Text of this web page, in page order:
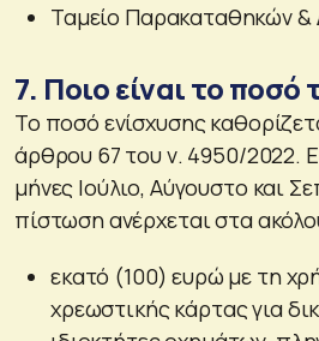
Ταμείο Παρακαταθηκών
7. Ποιο είναι το ποσό
Το ποσό ενίσχυσης
άρθρου 67 του ν. 4950/2022.
μήνες Ιούλιο, Αύγουστο και
πίστωση ανέρχεται στα
εκατό (100) ευρώ με τη
χρεωστικής κάρτας για